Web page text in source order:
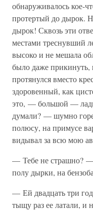
обнаруживалось кое-
протертый до дырок.
дырок! Сквозь эти
местами треснувший
высоко и не мешала
было даже прикинуть,
протянулся вместо
здоровенный, как
это, — большой —
думали? — шумно
полюсу, на примусе
видывал за всю мою
— Тебе не страшно?
полу дырки, на
— Ей двадцать три
тыщу раз ее латали, и